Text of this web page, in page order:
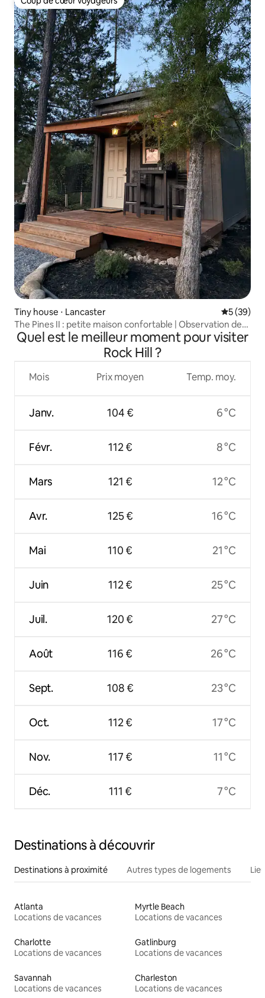
Coup de cœur voyageurs
Tiny house ⋅ Lancaster
5 (39)
The Pines II : petite maison confortable | Observation des
étoiles
Quel est le meilleur moment pour visiter
Rock Hill ?
Mois
Janv.
Févr.
Mars
Avr.
Mai
Juin
Juil.
Août
Sept.
Oct.
Nov.
Déc.
Prix moyen
104 €
112 €
121 €
125 €
110 €
112 €
120 €
116 €
108 €
112 €
117 €
111 €
Temp. moy.
6 °C
8 °C
12 °C
16 °C
21 °C
25 °C
27 °C
26 °C
23 °C
17 °C
11 °C
7 °C
Destinations à découvrir
Destinations à proximité Autres types de logements
Atlanta
Locations de vacances
Myrtle Beach
Locations de vacances
Charlotte
Locations de vacances
Gatlinburg
Locations de vacances
Savannah
Locations de vacances
Charleston
Locations de vacances